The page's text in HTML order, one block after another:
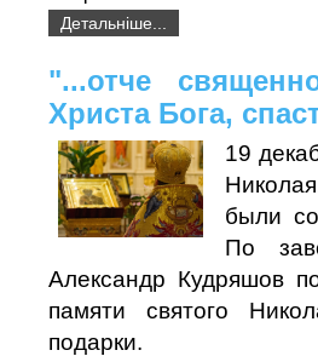
Детальніше...
"...отче
Христа Бога,
19
были
По
Александр Кудряшов
памяти святого
подарки.